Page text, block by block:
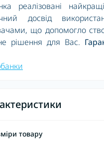
реалізовані
досвід
що допомогло
рішення для Вас.
товару